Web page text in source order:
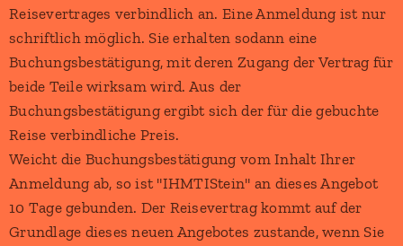
Reisevertrages verbindlich an. Eine Anmeldung ist nur
schriftlich möglich. Sie erhalten sodann eine
Buchungsbestätigung, mit deren Zugang der Vertrag für
beide Teile wirksam wird. Aus der
Buchungsbestätigung ergibt sich der für die gebuchte
Reise verbindliche Preis.
Weicht die Buchungsbestätigung vom Inhalt Ihrer
Anmeldung ab, so ist "IHMTIStein" an dieses Angebot
10 Tage gebunden. Der Reisevertrag kommt auf der
Grundlage dieses neuen Angebotes zustande, wenn Sie